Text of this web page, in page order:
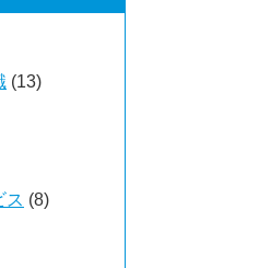
(13)
ス (8)